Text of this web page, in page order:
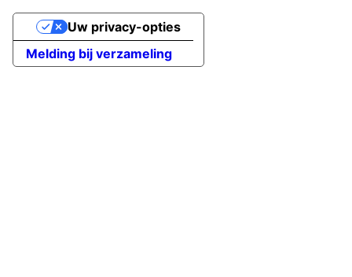
Melding bij verzameling
Uw privacy-opties